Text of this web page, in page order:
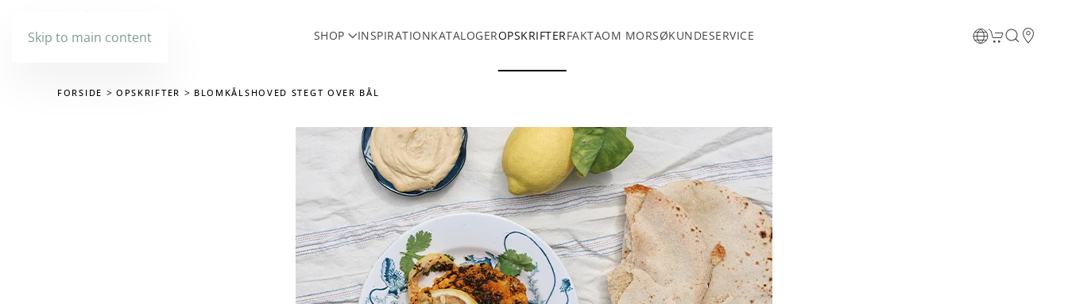
Skip to main content SHOP INSPIRATIONKATALOGEROPSKRIFTERFAKTAOM MORSØKUNDESERVICE
FORSIDE OPSKRIFTER BLOMKÅLSHOVED STEGT OVER BÅL